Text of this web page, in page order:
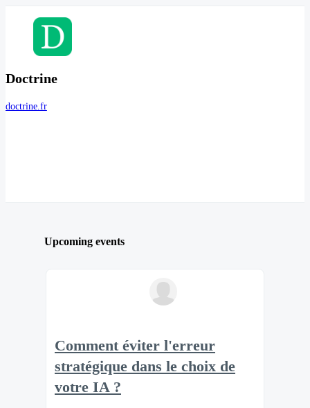
Doctrine
doctrine.fr
Upcoming events
Comment éviter l'erreur
stratégique dans le choix de
votre IA ?